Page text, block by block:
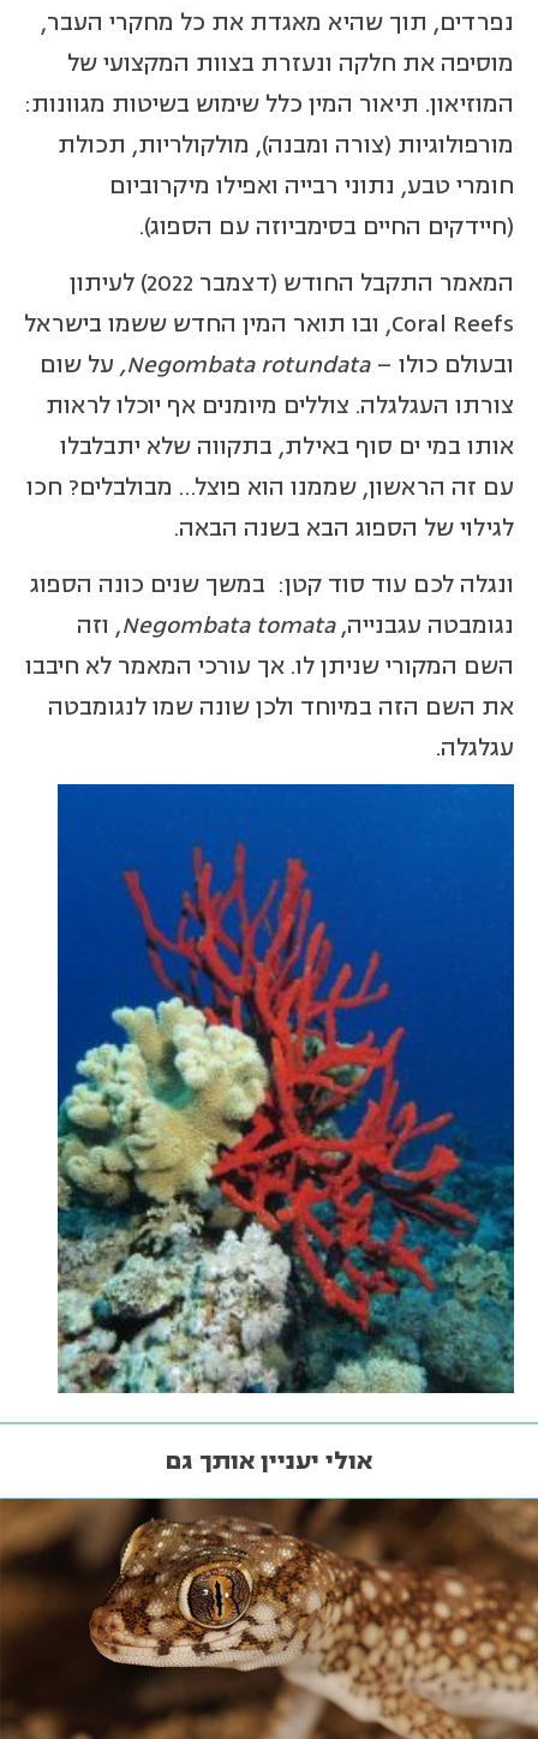
נפרדים, תוך שהיא מאגדת את כל מחקרי העבר,
מוסיפה את חלקה ונעזרת בצוות המקצועי של
המוזיאון. תיאור המין כלל שימוש בשיטות מגוונות:
מורפולוגיות (צורה ומבנה), מולקולריות, תכולת
חומרי טבע, נתוני רבייה ואפילו מיקרוביום
(חיידקים החיים בסימביוזה עם הספוג).
המאמר התקבל החודש (דצמבר 2022) לעיתון
Coral Reefs, ובו תואר המין החדש ששמו בישראל
ובעולם כולו –Negombata rotundata
, על שום
צורתו העגלגלה. צוללים מיומנים אף יוכלו לראות
אותו במי ים סוף באילת, בתקווה שלא יתבלבלו
עם זה הראשון, שממנו הוא פוצל… מבולבלים? חכו
לגילוי של הספוג הבא בשנה הבאה.
ונגלה לכם עוד סוד קטן: במשך שנים כונה הספוג
נגומבטה עגבנייה,Negombata tomata, וזה
השם המקורי שניתן לו. אך עורכי המאמר לא חיבבו
את השם הזה במיוחד ולכן שונה שמו לנגומבטה
עגלגלה.
אולי יעניין אותך גם